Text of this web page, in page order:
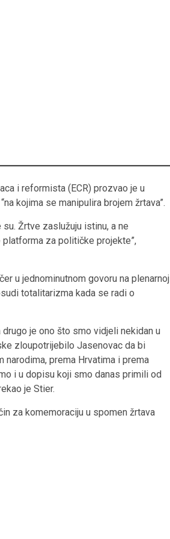
i reformista (ECR) prozvao je u
kojima se manipulira brojem žrtava”.
Žrtve zaslužuju istinu, a ne
za političke projekte”,
u jednominutnom govoru na plenarnoj
totalitarizma kada se radi o
je ono što smo vidjeli nekidan u
zloupotrijebilo Jasenovac da bi
narodima, prema Hrvatima i prema
i u dopisu koji smo danas primili od
je Stier.
za komemoraciju u spomen žrtava